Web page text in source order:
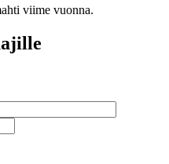
viime vuonna.